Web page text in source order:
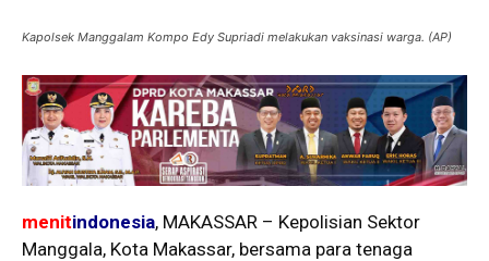
Kapolsek Manggalam Kompo Edy Supriadi melakukan vaksinasi warga. (AP)
menitindonesia, MAKASSAR – Kepolisian Sektor
Manggala, Kota Makassar, bersama para tenaga